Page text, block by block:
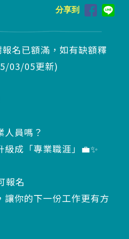
分享到
報名已額滿，如有缺額釋
03/05更新)
人員嗎？
成「專業職涯」💼✨
報名
讓你的下一份工作更有方